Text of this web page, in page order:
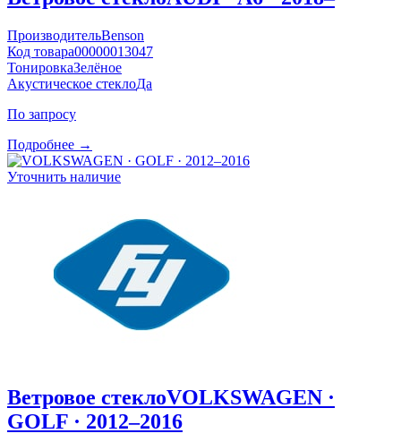
ПроизводительBenson
Код товара00000013047
ТонировкаЗелёное
Акустическое стеклоДа
По запросу
Подробнее →
Уточнить наличие
Ветровое стеклоVOLKSWAGEN ·
GOLF · 2012–2016